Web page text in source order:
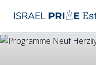
Herzliya